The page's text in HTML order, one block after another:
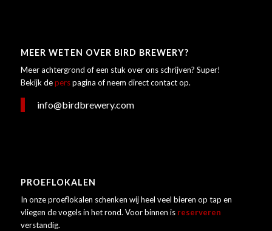
MEER WETEN OVER BIRD BREWERY?
Meer achtergrond of een stuk over ons schrijven? Super!
Bekijk deperspagina of neem direct contact op.
info@birdbrewery.com
PROEFLOKALEN
In onze proeflokalen schenken wij heel veel bieren op tap en
vliegen de vogels in het rond. Voor binnen is reserveren
verstandig.